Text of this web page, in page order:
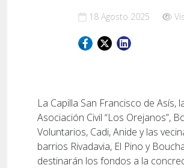
18 Agosto 2025
La Capilla San Francisco de Asís,
Asociación Civil “Los Orejanos”,
Voluntarios, Cadi, Anide y las
barrios Rivadavia, El Pino y
destinarán los fondos a la